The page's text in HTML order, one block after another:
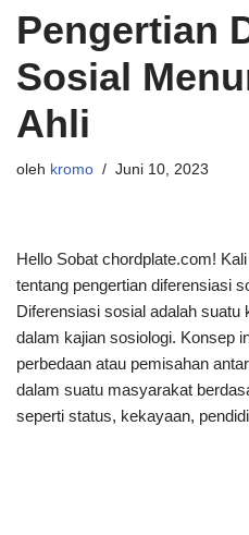
Pengertian
Sosial
Ahli
oleh kromo Juni 10, 2023
Hello Sobat chordplate.com!
tentang pengertian diferensiasi
Diferensiasi sosial adalah
dalam kajian sosiologi. Konsep
perbedaan atau pemisahan
dalam suatu masyarakat
seperti status, kekayaan,